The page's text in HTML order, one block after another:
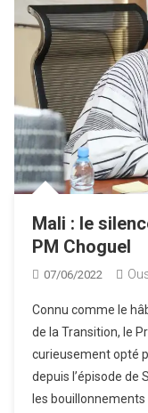
Mali : le
PM Choguel
07/06/2022
Connu comme le
de la Transition, le
curieusement opté
depuis l’épisode de
les